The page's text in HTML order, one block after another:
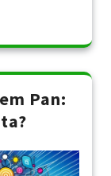
Pan: